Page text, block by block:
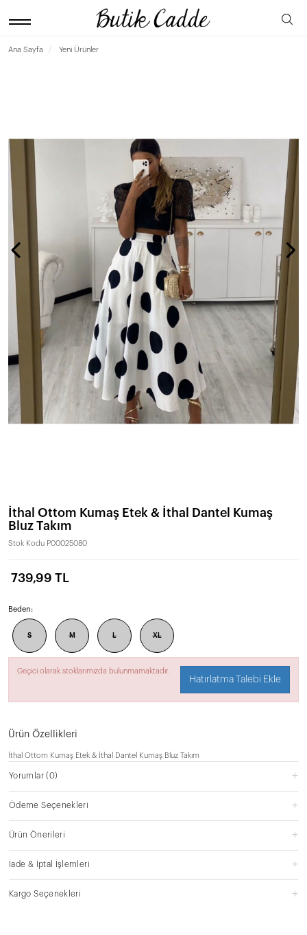
Ana Sayfa Yeni Ürünler
İthal Ottom Kumaş Etek & İthal Dantel Kumaş
Bluz Takım
Stok Kodu P00025080
739,99 TL
Beden:
S M L XL
Geçici olarak stoklarımızda bulunmamaktadır.
Hatırlatma Talebi Ekle
Ürün Özellikleri
İthal Ottom Kumaş Etek & İthal Dantel Kumaş Bluz Takım
Yorumlar(0)
Ödeme Seçenekleri
Ürün Önerileri
İade & İptal İşlemleri
Kargo Seçenekleri